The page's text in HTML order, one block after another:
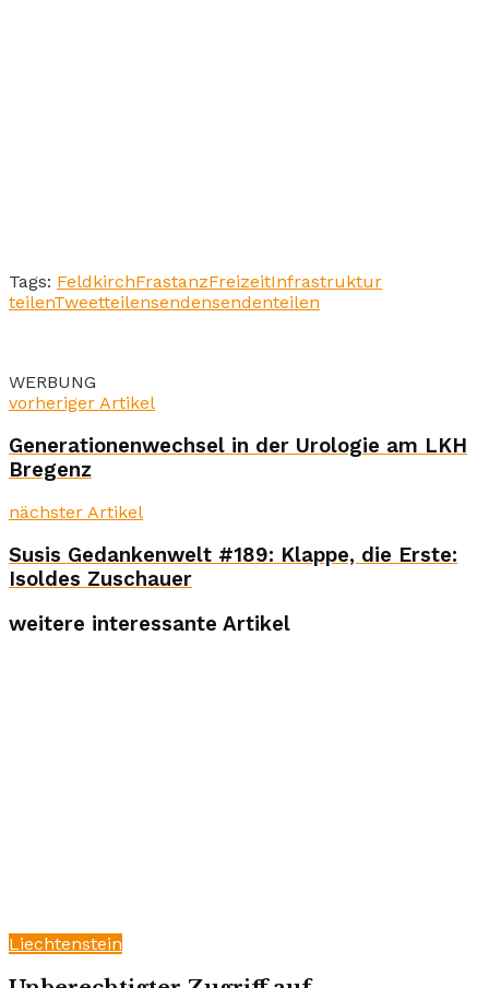
Tags: FeldkirchFrastanzFreizeitInfrastruktur
teilenTweetteilensendensendenteilen
WERBUNG
vorheriger Artikel
Generationenwechsel in der Urologie am LKH
Bregenz
nächster Artikel
Susis Gedankenwelt #189: Klappe, die Erste:
Isoldes Zuschauer
weitere interessante Artikel
Liechtenstein